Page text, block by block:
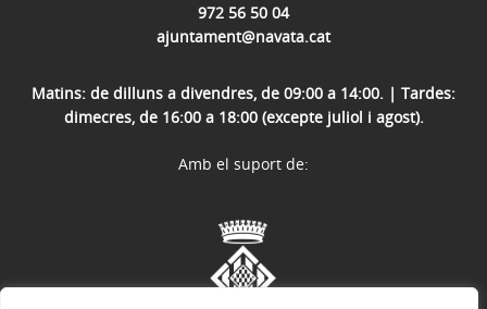
972 56 50 04
ajuntament@navata.cat
Matins: de dilluns a divendres, de 09:00 a 14:00. | Tardes:
dimecres, de 16:00 a 18:00 (excepte juliol i agost).
Amb el suport de: